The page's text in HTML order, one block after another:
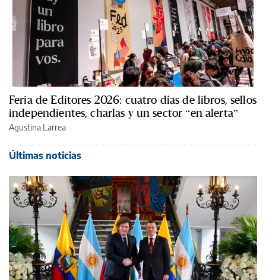
Feria de Editores 2026: cuatro días de libros, sellos
independientes, charlas y un sector “en alerta”
Agustina Larrea
Últimas noticias